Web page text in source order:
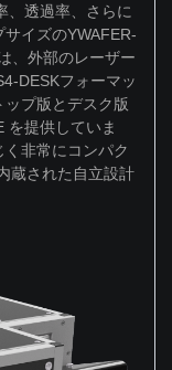
、透過率、さらに
イズのYWAFER-
、外部のレーザー
DESKフォーマッ
ップ版とデスク版
を提供していま
非常にコンパク
蔵された自立設計